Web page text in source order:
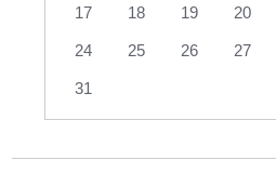
17 18 19 20
24 25 26 27
31